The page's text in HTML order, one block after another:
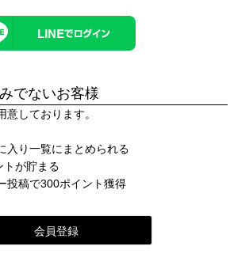
でないお客様
しております。
入り一覧にまとめられる
トが貯まる
投稿で300ポイント獲得
会員登録